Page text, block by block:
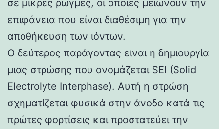
σε μικρές ρωγμές, οι οποίες μειώνουν την
επιφάνεια που είναι διαθέσιμη για την
αποθήκευση των ιόντων.
Ο δεύτερος παράγοντας είναι η δημιουργία
μιας στρώσης που ονομάζεται SEI (Solid
Electrolyte Interphase). Αυτή η στρώση
σχηματίζεται φυσικά στην άνοδο κατά τις
πρώτες φορτίσεις και προστατεύει την